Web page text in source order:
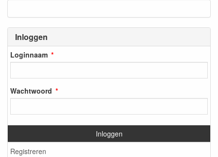
Inloggen
Loginnaam
Wachtwoord
Inloggen
Registreren